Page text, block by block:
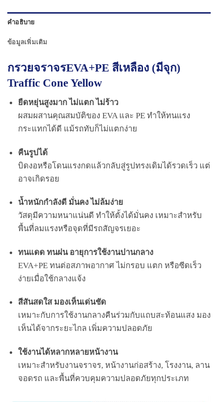
คำอธิบาย
ข้อมูลเพิ่มเติม
กรวยจราจรEVA+PE สีเหลือง (มีจุก)
Traffic Cone Yellow
ยืดหยุ่นสูงมาก ไม่แตก ไม่ร้าว
ผสมผสานคุณสมบัติของ EVA และ PE ทำให้ทนแรง
กระแทกได้ดี แม้รถทับก็ไม่แตกง่าย
คืนรูปได้
บิดงอหรือโดนแรงกดแล้วกลับสู่รูปทรงเดิมได้รวดเร็ว แต่
อาจเกิดรอย
น้ำหนักกำลังดี มั่นคง ไม่ล้มง่าย
วัสดุมีความหนาแน่นดี ทำให้ตั้งได้มั่นคง เหมาะสำหรับ
พื้นที่ลมแรงหรือจุดที่มีรถสัญจรเยอะ
ทนแดด ทนฝน อายุการใช้งานปานกลาง
EVA+PE ทนต่อสภาพอากาศ ไม่กรอบ แตก หรือซีดเร็ว
ง่ายเมื่อใช้กลางแจ้ง
สีสันสดใส มองเห็นเด่นชัด
เหมาะกับการใช้งานกลางคืนร่วมกับแถบสะท้อนแสง มอง
เห็นได้จากระยะไกล เพิ่มความปลอดภัย
ใช้งานได้หลากหลายหน้างาน
เหมาะสำหรับงานจราจร, หน้างานก่อสร้าง, โรงงาน, ลาน
จอดรถ และพื้นที่ควบคุมความปลอดภัยทุกประเภท